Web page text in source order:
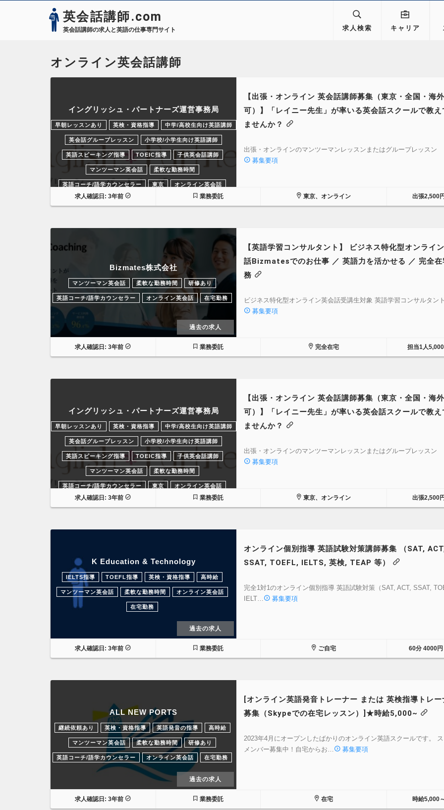
英会話講師.com
英会話講師の求人と英語の仕事専門サイト 求人検索 キャリア
オンライン英会話講師
イングリッシュ・パートナーズ運営事務局
早朝レッスンあり 英検・資格指導 中学/高校生向け英語講師
英会話グループレッスン 小学校/小学生向け英語講師
英語スピーキング指導 TOEIC指導 子供英会話講師
マンツーマン英会話 柔軟な勤務時間
英語コーチ/語学カウンセラー 東京 オンライン英会話
【出張・オンライン 英会話講師募集（東京・全国・海外
可）】「レイニー先生」が率いる英会話スクールで教え
ませんか？
出張・オンラインのマンツーマンレッスンまたはグループレッスン
募集要項
求人確認日: 3年前 業務委託 東京、オンライン 出張2,500円
Bizmates株式会社
マンツーマン英会話 柔軟な勤務時間 研修あり
英語コーチ/語学カウンセラー オンライン英会話 在宅勤務
過去の求人
【英語学習コンサルタント】 ビジネス特化型オンライ
話Bizmatesでのお仕事 ／ 英語力を活かせる ／ 完全在
務
ビジネス特化型オンライン英会話受講生対象 英語学習コンサルタント
募集要項
求人確認日: 3年前 業務委託 完全在宅 担当1人
イングリッシュ・パートナーズ運営事務局
早朝レッスンあり 英検・資格指導 中学/高校生向け英語講師
英会話グループレッスン 小学校/小学生向け英語講師
英語スピーキング指導 TOEIC指導 子供英会話講師
マンツーマン英会話 柔軟な勤務時間
英語コーチ/語学カウンセラー 東京 オンライン英会話
【出張・オンライン 英会話講師募集（東京・全国・海外
可）】「レイニー先生」が率いる英会話スクールで教え
ませんか？
出張・オンラインのマンツーマンレッスンまたはグループレッスン
募集要項
求人確認日: 3年前 業務委託 東京、オンライン 出張2,500円
K Education & Technology
IELTS指導 TOEFL指導 英検・資格指導 高時給
マンツーマン英会話 柔軟な勤務時間 オンライン英会話
在宅勤務
過去の求人
オンライン個別指導 英語試験対策講師募集 （SAT,
SSAT, TOEFL, IELTS, 英検, TEAP 等）
完全1対1のオンライン個別指導 英語試験対策（SAT, ACT, SSAT,
IELT…
募集要項
求人確認日: 3年前 業務委託 ご自宅 60分 4000円
ALL NEW PORTS
継続依頼あり 英検・資格指導 英語発音の指導 高時給
マンツーマン英会話 柔軟な勤務時間 研修あり
英語コーチ/語学カウンセラー オンライン英会話 在宅勤務
過去の求人
[オンライン英語発音トレーナー または 英検指導トレー
募集（Skypeでの在宅レッスン）]★時給5,000~
2023年4月にオープンしたばかりのオンライン英語スクールです。 ス
メンバー募集中！自宅からお…
募集要項
求人確認日: 3年前 業務委託 在宅 時給5,000～